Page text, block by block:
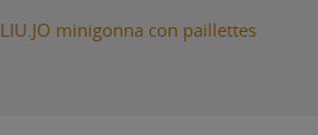
LIU.JO minigonna con paillettes